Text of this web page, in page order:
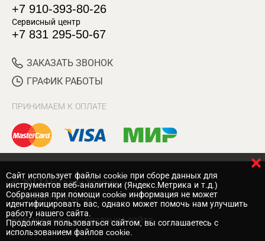
+7 910-393-80-26
Сервисный центр
+7 831 295-50-67
ЗАКАЗАТЬ ЗВОНОК
ГРАФИК РАБОТЫ
ПРИНИМАЕМ К ОПЛАТЕ
© 2017 Магазин Хозяин
Нижний Новгород
Вебмеханика — создание сайта
Cайт использует файлы cookie при сборе данных для
инструментов веб-аналитики (Яндекс.Метрика и т.д.)
Собранная при помощи cookie информация не может
идентифицировать вас, однако может помочь нам улучшить
работу нашего сайта.
Продолжая пользоваться сайтом, вы соглашаетесь с
использованием файлов cookie.